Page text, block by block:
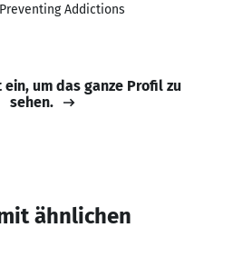
Addictions
ein, um das ganze Profil zu
sehen.
ähnlichen